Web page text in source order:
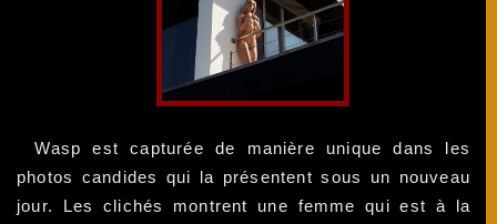
Wasp est capturée de manière unique dans les
photos candides qui la présentent sous un nouveau
jour. Les clichés montrent une femme qui est à la